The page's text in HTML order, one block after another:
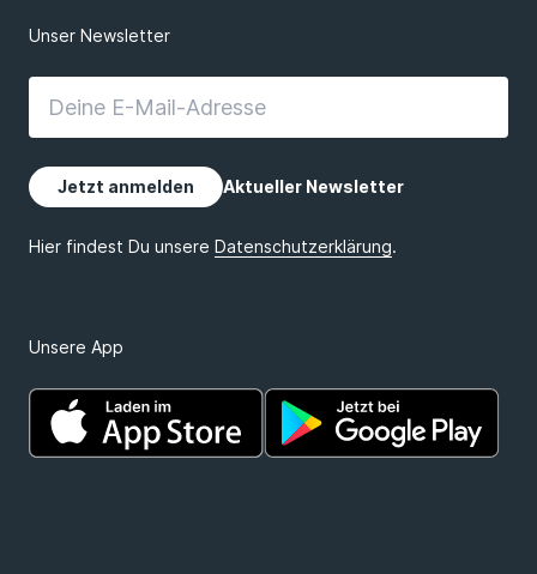
Unsere App